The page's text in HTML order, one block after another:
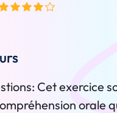
Cet exercice
orale